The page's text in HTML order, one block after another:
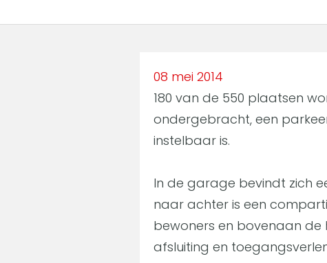
08 mei 2014
180 van de 550 plaatsen
ondergebracht, een
instelbaar is.
In de garage bevindt zich
naar achter is een
bewoners en bovenaan
afsluiting en